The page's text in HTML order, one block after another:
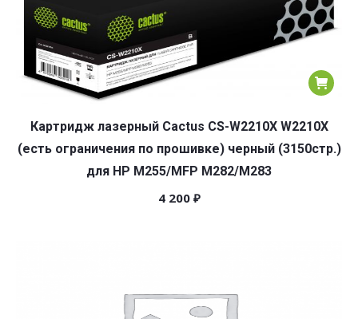
Картридж лазерный Cactus CS-W2210X W2210X
(есть ограничения по прошивке) черный (3150стр.)
для HP M255/MFP M282/M283
4 200 ₽